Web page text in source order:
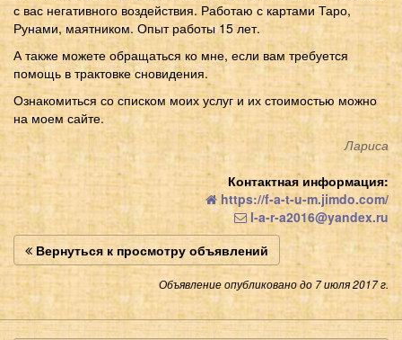
с вас негативного воздействия. Работаю с картами Таро,
Рунами, маятником. Опыт работы 15 лет.
А также можете обращаться ко мне, если вам требуется
помощь в трактовке сновидения.
Ознакомиться со списком моих услуг и их стоимостью можно
на моем сайте.
Лариса
Контактная информация:
https://f-a-t-u-m.jimdo.com/
l-a-r-a2016@yandex.ru
Вернуться к просмотру объявлений
Объявление опубликовано до 7 июля 2017 г.